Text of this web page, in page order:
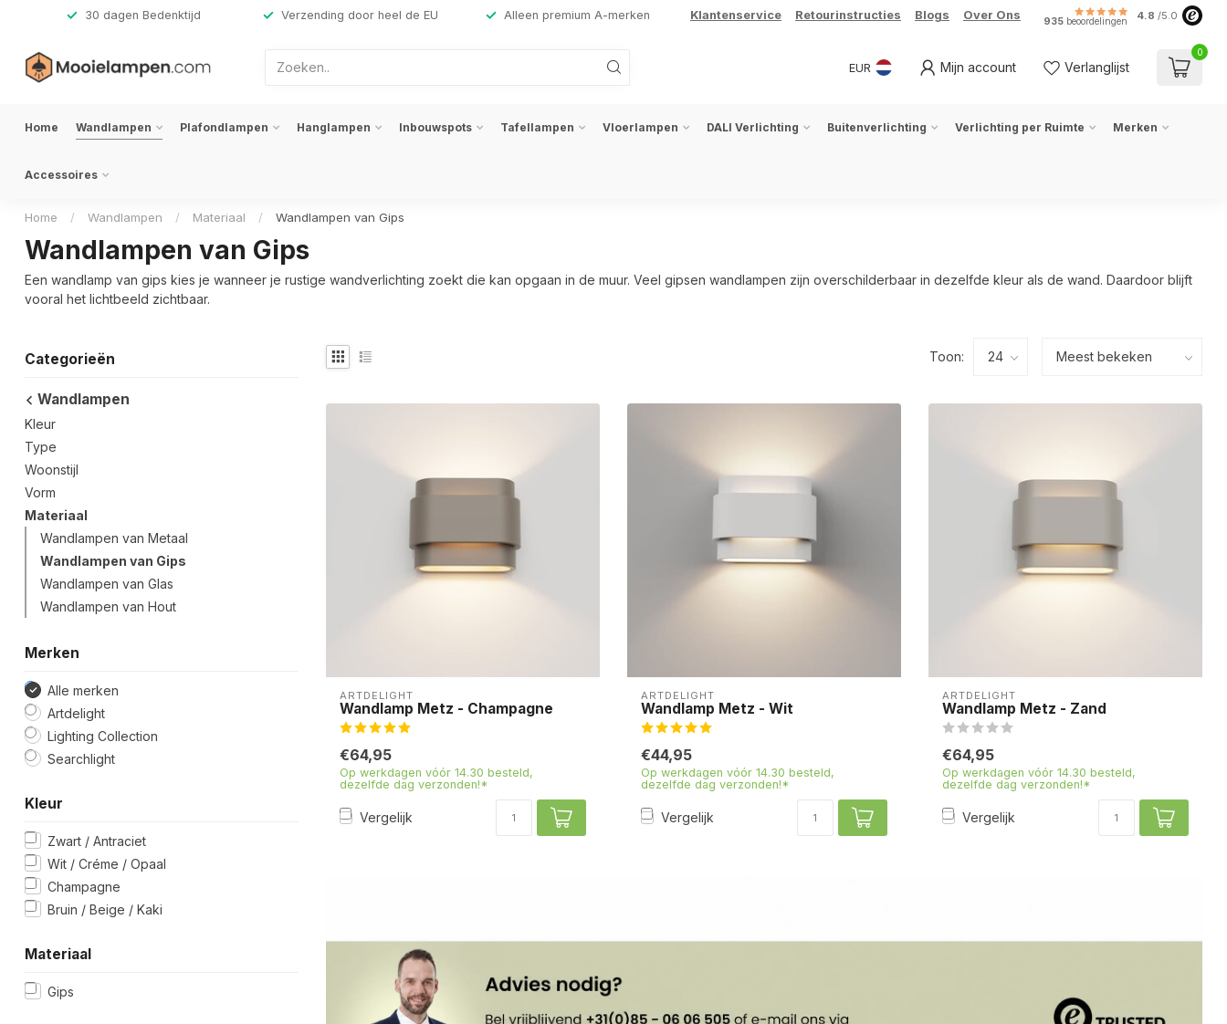
30 dagen Bedenktijd Verzending door heel de EU Alleen premium A-merken Klantenservice Retourinstructies Blogs Over Ons 935 beoordelingen 4.8 /5.0
EUR Mijn account Verlanglijst
0
Home Wandlampen Plafondlampen Hanglampen Inbouwspots Tafellampen Vloerlampen DALI Verlichting Buitenverlichting Verlichting per Ruimte Merken
Accessoires
Home / Wandlampen / Materiaal / Wandlampen van Gips
Wandlampen van Gips
Een wandlamp van gips kies je wanneer je rustige wandverlichting zoekt die kan opgaan in de muur. Veel gipsen wandlampen zijn overschilderbaar in dezelfde kleur als de wand. Daardoor blijft
vooral het lichtbeeld zichtbaar.
Categorieën
Wandlampen
Kleur
Type
Woonstijl
Vorm
Materiaal
Wandlampen van Metaal
Wandlampen van Gips
Wandlampen van Glas
Wandlampen van Hout
Merken
Alle merken
Artdelight
Lighting Collection
Searchlight
Kleur
Zwart / Antraciet
Wit / Créme / Opaal
Champagne
Bruin / Beige / Kaki
Materiaal
Gips
Toon:
ARTDELIGHT
Wandlamp Metz - Champagne
€64,95
Op werkdagen vóór 14.30 besteld,
dezelfde dag verzonden!*
Vergelijk
ARTDELIGHT
Wandlamp Metz - Wit
€44,95
Op werkdagen vóór 14.30 besteld,
dezelfde dag verzonden!*
Vergelijk
ARTDELIGHT
Wandlamp Metz - Zand
€64,95
Op werkdagen vóór 14.30 besteld,
dezelfde dag verzonden!*
Vergelijk